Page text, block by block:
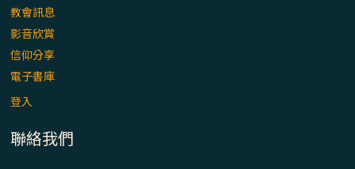
教會訊息
影音欣賞
信仰分享
電子書庫
登入
聯絡我們